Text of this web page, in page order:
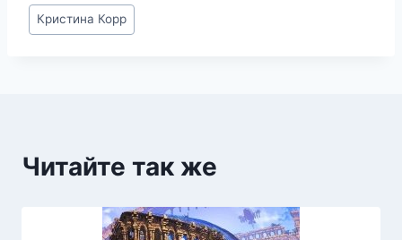
Метки
записи:
Кристина Корр
Читайте так же